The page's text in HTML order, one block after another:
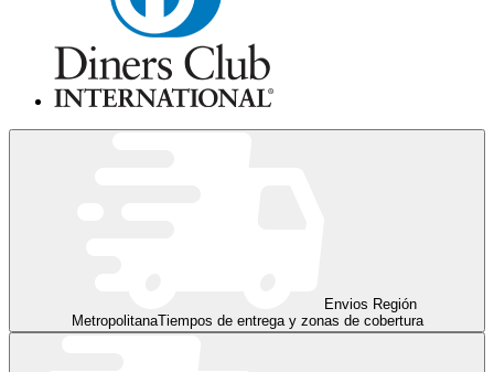
Envios Región
MetropolitanaTiempos de entrega y zonas de cobertura